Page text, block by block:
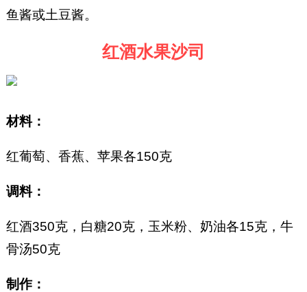
鱼酱或土豆酱。
红酒水果沙司
材料：
红葡萄、香蕉、苹果各150克
调料：
红酒350克，白糖20克，玉米粉、奶油各15克，牛
骨汤50克
制作：